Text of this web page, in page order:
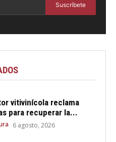
Suscríbete
vitivinícola reclama
para recuperar la...
6 agosto, 2026